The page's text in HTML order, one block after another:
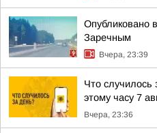
Опубликовано
Заречным
Вчера, 23:39
Что случилось
этому часу 7
Вчера, 23:36